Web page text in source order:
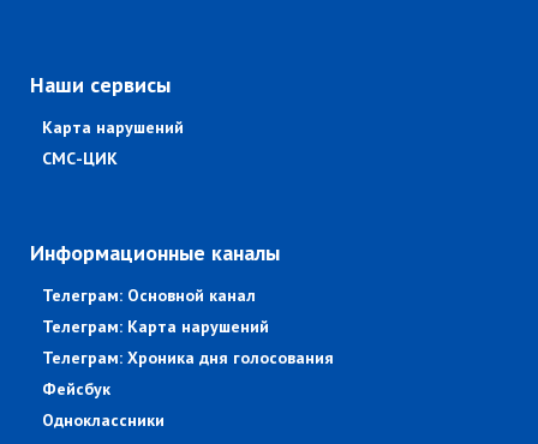
Наши сервисы
Карта нарушений
СМС-ЦИК
Информационные каналы
Телеграм: Основной канал
Телеграм: Карта нарушений
Телеграм: Хроника дня голосования
Фейсбук
Одноклассники